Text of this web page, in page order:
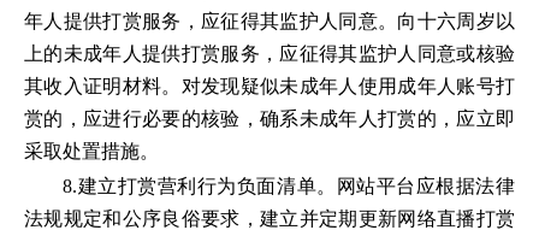
年人提供打赏服务，应征得其监护人同意。向十六周岁以
上的未成年人提供打赏服务，应征得其监护人同意或核验
其收入证明材料。对发现疑似未成年人使用成年人账号打
赏的，应进行必要的核验，确系未成年人打赏的，应立即
采取处置措施。
8.建立打赏营利行为负面清单。网站平台应根据法律
法规规定和公序良俗要求，建立并定期更新网络直播打赏